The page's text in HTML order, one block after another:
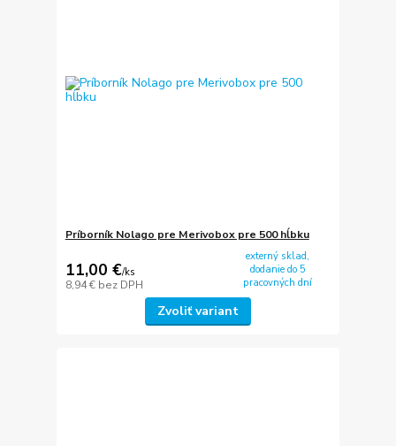
Príborník Nolago pre Merivobox pre 500 hĺbku
11,00 €/ks
8,94 € bez DPH
externý sklad,
dodanie do 5
pracovných dní
Zvoliť variant